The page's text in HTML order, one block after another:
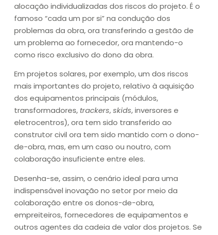
alocação individualizadas dos riscos do projeto. É o
famoso “cada um por si” na condução dos
problemas da obra, ora transferindo a gestão de
um problema ao fornecedor, ora mantendo-o
como risco exclusivo do dono da obra.
Em projetos solares, por exemplo, um dos riscos
mais importantes do projeto, relativo à aquisição
dos equipamentos principais (módulos,
transformadores, trackers,skids, inversores e
eletrocentros), ora tem sido transferido ao
construtor civil ora tem sido mantido com o dono-
de-obra, mas, em um caso ou noutro, com
colaboração insuficiente entre eles.
Desenha-se, assim, o cenário ideal para uma
indispensável inovação no setor por meio da
colaboração entre os donos-de-obra,
empreiteiros, fornecedores de equipamentos e
outros agentes da cadeia de valor dos projetos. Se